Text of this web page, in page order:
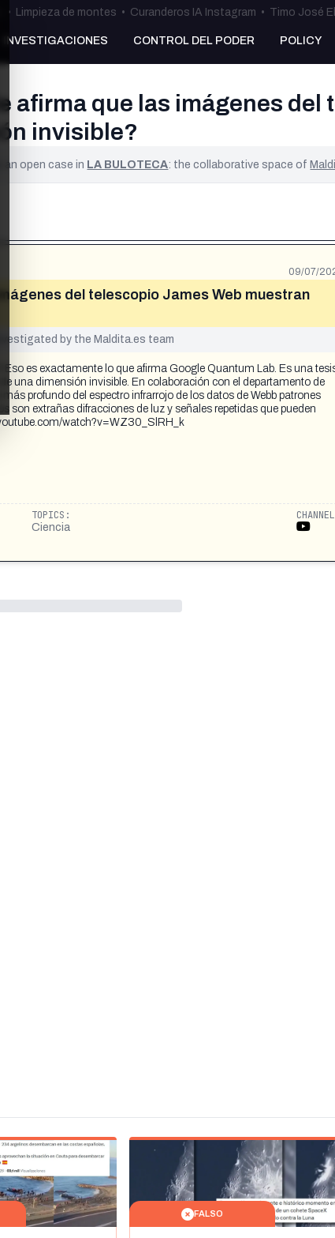
• Limpieza de montes • Curanderos IA Instagram • Timo José
INVESTIGACIONES CONTROL DEL PODER POLICY
afirma que las imágenes del
invisible?
an open case in LA BULOTECA: the collaborative space of
09/07/
del telescopio James Web muestran
by the Maldita.es team
Eso es exactamente lo que afirma Google Quantum Lab. Es una
una dimensión invisible. En colaboración con el departamento de
profundo del espectro infrarrojo de los datos de Webb patrones
son extrañas difracciones de luz y señales repetidas que pueden
watch?v=WZ30_SlRH_k
TOPICS:
Ciencia
FALSO